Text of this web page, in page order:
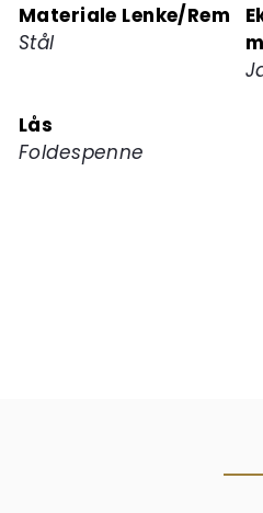
Materiale Lenke/Rem
Stål
Lås
Foldespenne